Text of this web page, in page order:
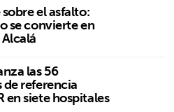
el asfalto:
se convierte en
las 56
referencia
en siete hospitales